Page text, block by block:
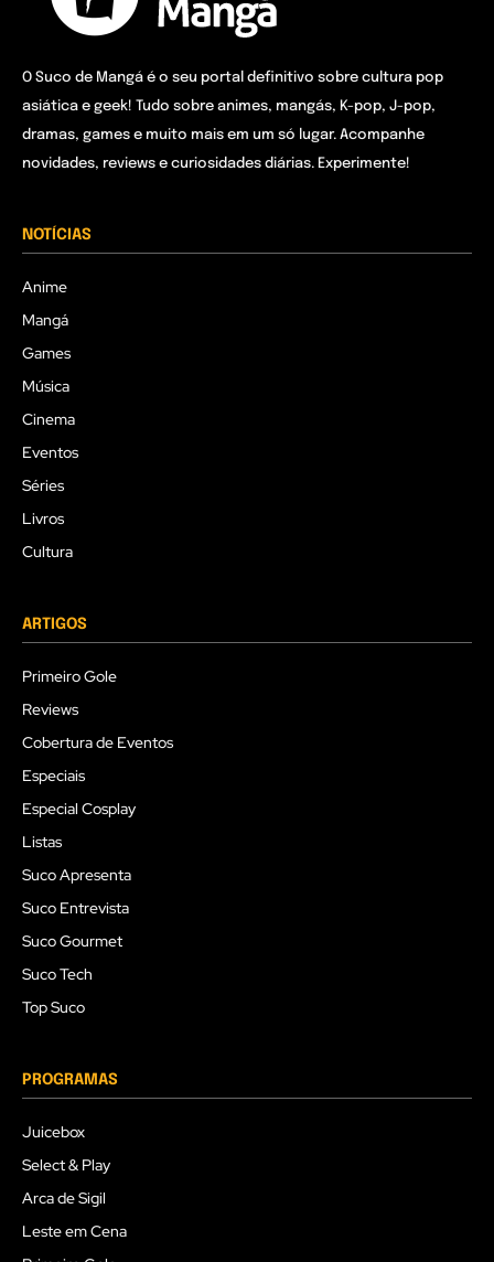
O Suco de Mangá é o seu portal definitivo sobre cultura pop
asiática e geek! Tudo sobre animes, mangás, K-pop, J-pop,
dramas, games e muito mais em um só lugar. Acompanhe
novidades, reviews e curiosidades diárias. Experimente!
NOTÍCIAS
Anime
Mangá
Games
Música
Cinema
Eventos
Séries
Livros
Cultura
ARTIGOS
Primeiro Gole
Reviews
Cobertura de Eventos
Especiais
Especial Cosplay
Listas
Suco Apresenta
Suco Entrevista
Suco Gourmet
Suco Tech
Top Suco
PROGRAMAS
Juicebox
Select & Play
Arca de Sigil
Leste em Cena